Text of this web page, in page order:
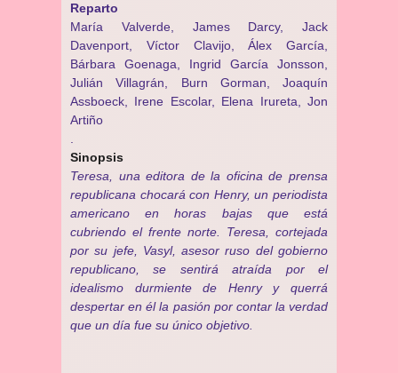
Reparto
María Valverde, James Darcy, Jack
Davenport, Víctor Clavijo, Álex García,
Bárbara Goenaga, Ingrid García Jonsson,
Julián Villagrán, Burn Gorman, Joaquín
Assboeck, Irene Escolar, Elena Irureta, Jon
Artiño
Sinopsis
Teresa, una editora de la oficina de prensa
republicana chocará con Henry, un periodista
americano en horas bajas que está
cubriendo el frente norte. Teresa, cortejada
por su jefe, Vasyl, asesor ruso del gobierno
republicano, se sentirá atraída por el
idealismo durmiente de Henry y querrá
despertar en él la pasión por contar la verdad
que un día fue su único objetivo.